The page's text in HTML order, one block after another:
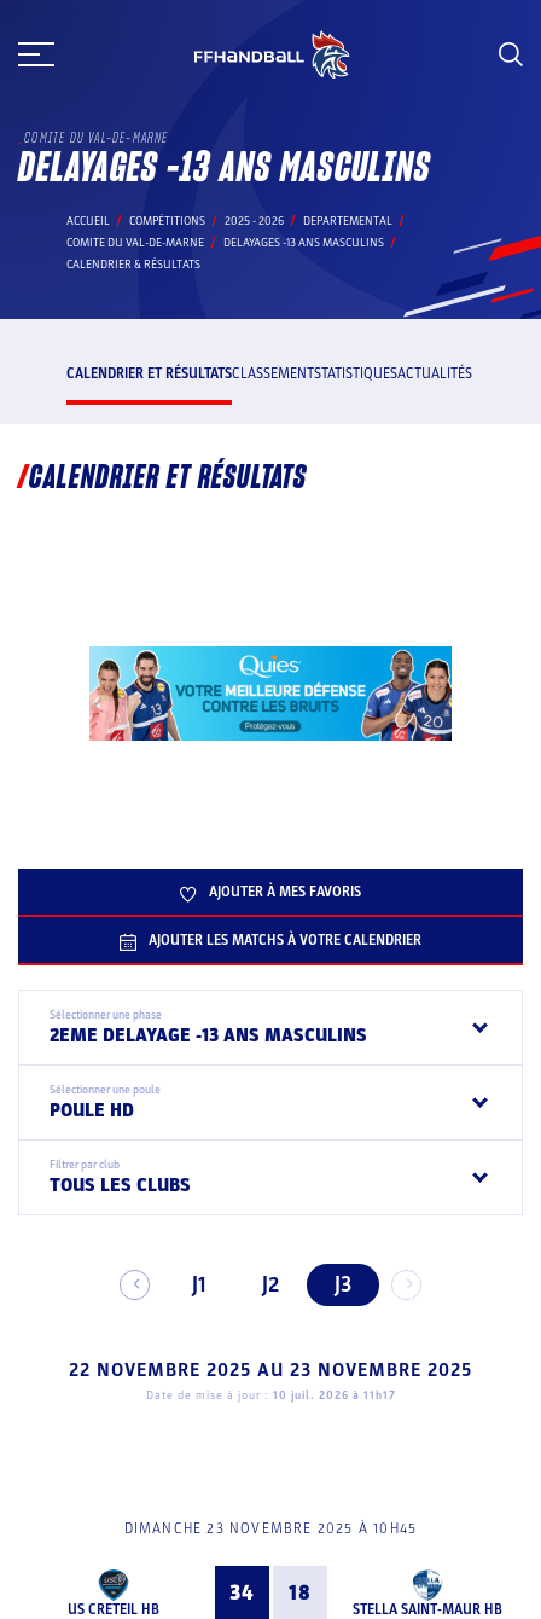
au
COMITE DU VAL-DE-MARNE
DELAYAGES -13 ANS MASCULINS
ACCUEIL COMPÉTITIONS 2025 - 2026
DEPARTEMENTAL
COMITE DU VAL-DE-MARNE
DELAYAGES -13 ANS MASCULINS
CALENDRIER & RÉSULTATS
CALENDRIER ET RÉSULTATSCLASSEMENTSTATISTIQUESACTUALITÉS
CALENDRIER ET RÉSULTATS
AJOUTER À MES FAVORIS
AJOUTER LES MATCHS À VOTRE CALENDRIER
Sélectionner une phase
2EME DELAYAGE -13 ANS MASCULINS
Sélectionner une poule
POULE HD
Filtrer par club
TOUS LES CLUBS
J1 J2 J3
22 NOVEMBRE 2025 AU 23 NOVEMBRE 2025
Date de mise à jour : 10 juil. 2026 à 11h17
DIMANCHE 23 NOVEMBRE 2025 À 10H45
US CRETEIL HB
34 18
STELLA SAINT-MAUR HB